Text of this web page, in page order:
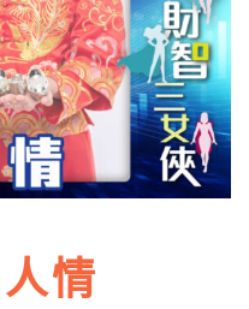
情